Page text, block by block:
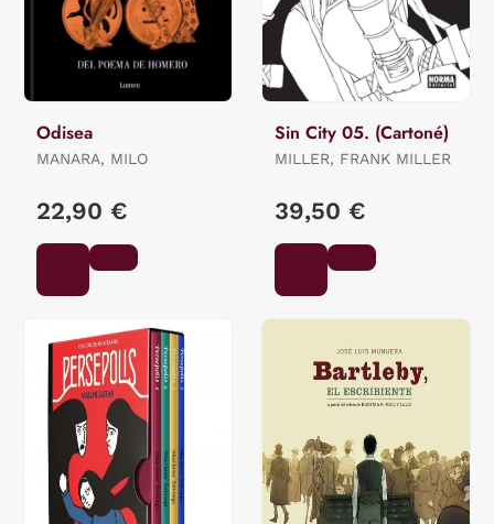
Odisea
MANARA, MILO
22,90 €
Sin City 05. (Cartoné)
MILLER, FRANK MILLER
39,50 €